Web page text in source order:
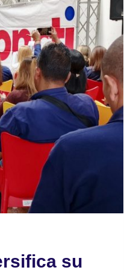
su